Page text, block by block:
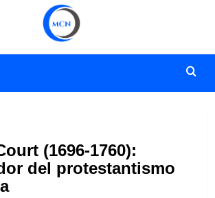
(1696-1760):
del protestantismo